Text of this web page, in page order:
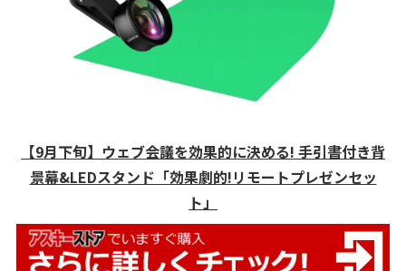
【9月下旬】ウェブ会議を効果的に決める! 手引書付き背
景幕&LEDスタンド「効果劇的!リモートプレゼンセッ
ト」